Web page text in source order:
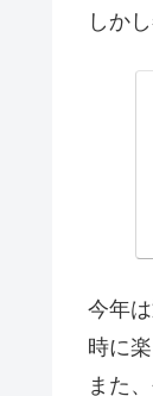
しか
今年
時に
また